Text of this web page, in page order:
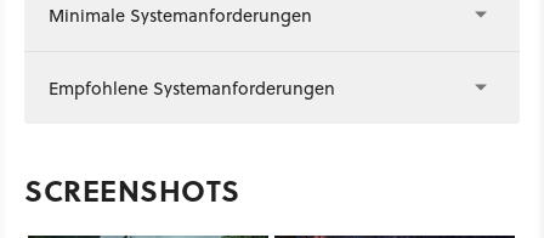
Minimale Systemanforderungen
Empfohlene Systemanforderungen
SCREENSHOTS